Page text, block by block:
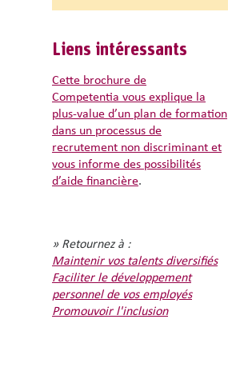
Liens intéressants
Cette brochure de
Competentia vous explique la
plus-value d’un plan de formation
dans un processus de
recrutement non discriminant et
vous informe des possibilités
d’aide financière.
» Retournez à :
Maintenir vos talents diversifiés
Faciliter le développement
personnel de vos employés
Promouvoir l'inclusion